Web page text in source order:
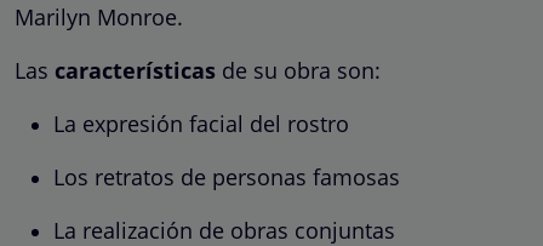
Marilyn Monroe.
Las características de su obra son:
La expresión facial del rostro
Los retratos de personas famosas
La realización de obras conjuntas